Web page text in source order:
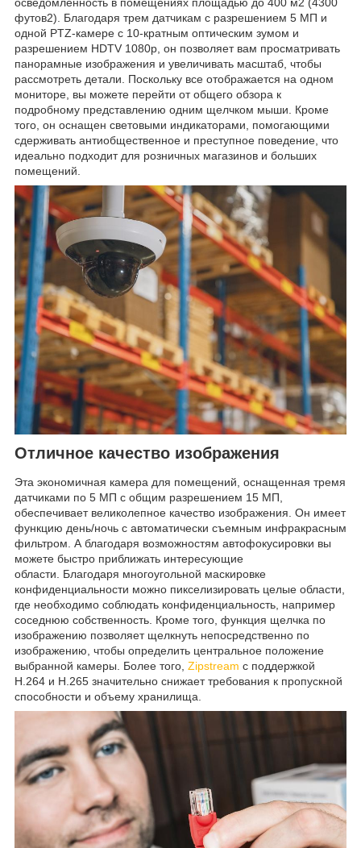
осведомленность в помещениях площадью до 400 м2 (4300
футов2). Благодаря трем датчикам с разрешением 5 МП и
одной PTZ-камере с 10-кратным оптическим зумом и
разрешением HDTV 1080p, он позволяет вам просматривать
панорамные изображения и увеличивать масштаб, чтобы
рассмотреть детали. Поскольку все отображается на одном
мониторе, вы можете перейти от общего обзора к
подробному представлению одним щелчком мыши. Кроме
того, он оснащен световыми индикаторами, помогающими
сдерживать антиобщественное и преступное поведение, что
идеально подходит для розничных магазинов и больших
помещений.
Отличное качество изображения
Эта экономичная камера для помещений, оснащенная тремя
датчиками по 5 МП с общим разрешением 15 МП,
обеспечивает великолепное качество изображения. Он имеет
функцию день/ночь с автоматически съемным инфракрасным
фильтром. А благодаря возможностям автофокусировки вы
можете быстро приближать интересующие
области. Благодаря многоугольной маскировке
конфиденциальности можно пикселизировать целые области,
где необходимо соблюдать конфиденциальность, например
соседнюю собственность. Кроме того, функция щелчка по
изображению позволяет щелкнуть непосредственно по
изображению, чтобы определить центральное положение
выбранной камеры. Более того, Zipstream с поддержкой
H.264 и H.265 значительно снижает требования к пропускной
способности и объему хранилища.